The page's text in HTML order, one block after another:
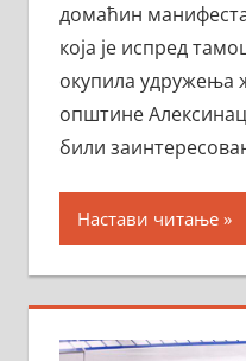
домаћин
која је испред
окупила удружења
општине
били
Настави читање